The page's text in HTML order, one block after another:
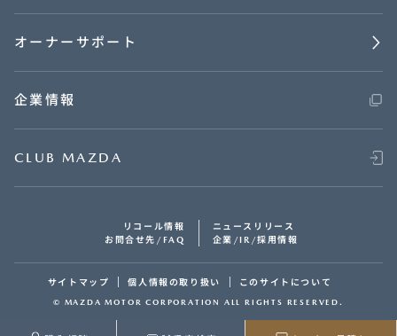
オーナーサポート
企業情報
CLUB MAZDA
リコール情報
ニュースリリース
お問合せ先/FAQ
企業/IR/採用情報
サイトマップ 個人情報の取り扱い このサイトについて
© MAZDA MOTOR CORPORATION ALL RIGHTS RESERVED.